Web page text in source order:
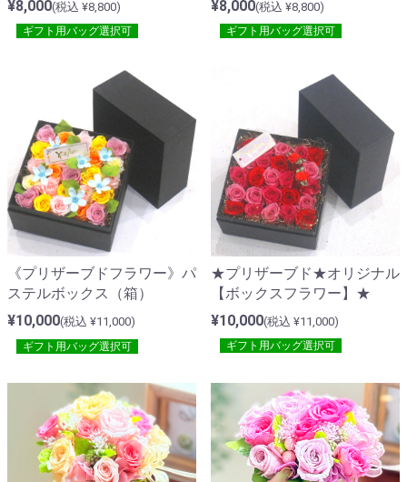
¥8,000(税込 ¥8,800)
ギフト用バッグ選択可
¥8,000(税込 ¥8,800)
ギフト用バッグ選択可
《プリザーブドフラワー》パ
ステルボックス（箱）
¥10,000(税込 ¥11,000)
ギフト用バッグ選択可
★プリザーブド★オリジナル
【ボックスフラワー】★
¥10,000(税込 ¥11,000)
ギフト用バッグ選択可